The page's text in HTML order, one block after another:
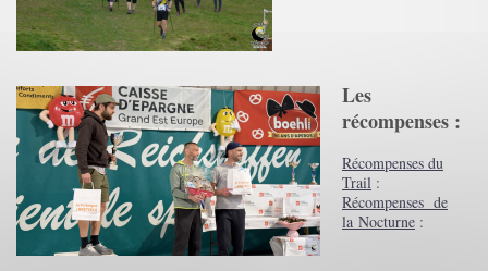
Les
récompenses​ :
Récompenses du
Trail :
Récompenses de
la Nocturne :